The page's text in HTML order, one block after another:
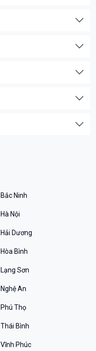
Bắc Ninh
Hà Nội
Hải Dương
Hòa Bình
Lạng Sơn
Nghệ An
Phú Thọ
Thái Bình
Vĩnh Phúc